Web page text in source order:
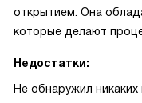
открытием. Она
которые делают
Недостатки:
Не обнаружил никаких